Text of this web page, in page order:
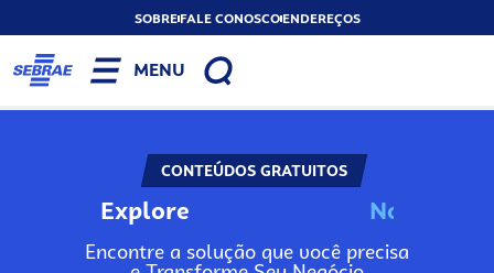
SOBREFALE CONOSCOENDEREÇOS
MENU
CONTEÚDOS GRATUITOS
Explore N
Encontre a solução que você precisa